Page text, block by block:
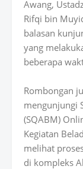
Awang,
Rifqi bin
balasan
yang
beberapa
Rombongan
mengunjungi
(SQABM)
Kegiatan
melihat
di kompleks